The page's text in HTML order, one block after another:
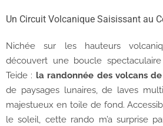
Un Circuit Volcanique Saisissant au
Nichée sur les hauteurs
découvert une boucle
Teide : la randonnée des volcans
de paysages lunaires, de laves
majestueux en toile de fond.
le soleil, cette rando m’a surprise